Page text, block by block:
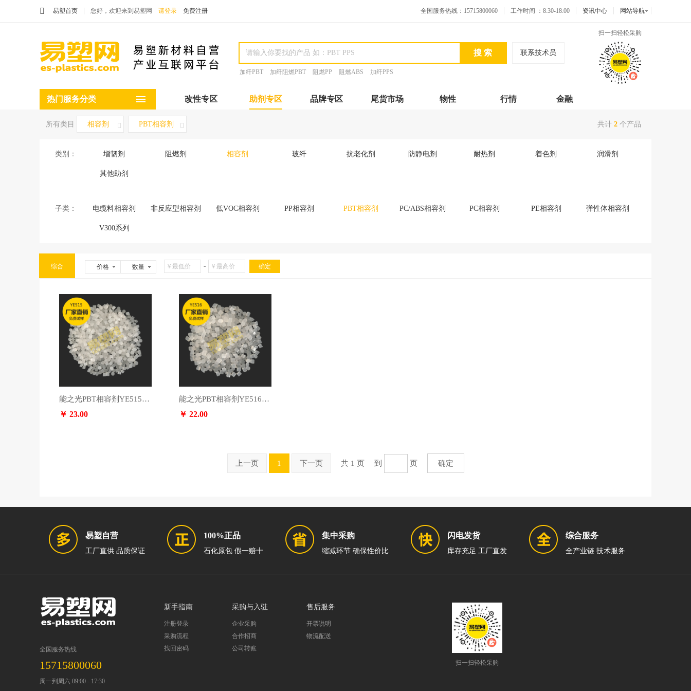
易塑首页 您好，欢迎来到易塑网 请登录 免费注册 网站导航
资讯中心
工作时间 ：8:30-18:00
全国服务热线：15715800060
加纤PBT 加纤阻燃PBT 阻燃PP 阻燃ABS 加纤PPS
联系技术员
扫一扫轻松采购
热门服务分类 改性专区 助剂专区 品牌专区 尾货市场 物性 行情 金融
所有类目 相容剂 PBT相容剂 共计 2 个产品
类别： 增韧剂 阻燃剂 相容剂 玻纤 抗老化剂 防静电剂 耐热剂 着色剂 润滑剂
其他助剂
子类： 电缆料相容剂 非反应型相容剂 低VOC相容剂 PP相容剂 PBT相容剂 PC/ABS相容剂 PC相容剂 PE相容剂 弹性体相容剂
V300系列
综合 价格 数量 -
能之光PBT相容剂YE515，咨询电话：13553891364
￥ 23.00
能之光PBT相容剂YE516，咨询电话：13553891364
￥ 22.00
上一页 1 下一页 共 1 页 到 页 确定
易塑自营
工厂直供 品质保证
100%正品
石化原包 假一赔十
集中采购
缩减环节 确保性价比
闪电发货
库存充足 工厂直发
综合服务
全产业链 技术服务
全国服务热线
15715800060
周一到周六 09:00 - 17:30
新手指南
注册登录
采购流程
找回密码
采购与入驻
企业采购
合作招商
公司转账
售后服务
开票说明
物流配送
扫一扫轻松采购